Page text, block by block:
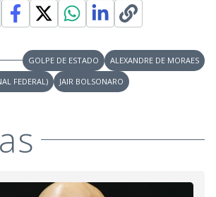
GOLPE DE ESTADO
ALEXANDRE DE MORAES
FEDERAL)
JAIR BOLSONARO